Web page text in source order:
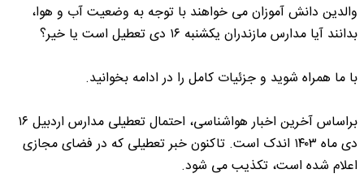
والدین دانش آموزان می خواهند با توجه به وضعیت آب و هوا،
بدانند آیا مدارس مازندران یکشنبه ۱۶ دی تعطیل است یا خیر؟
با ما همراه شوید و جزئیات کامل را در ادامه بخوانید.
براساس آخرین اخبار هواشناسی، احتمال تعطیلی مدارس اردبیل ۱۶
دی ماه ۱۴۰۳ اندک است. تاکنون خبر تعطیلی که در فضای مجازی
اعلام شده است، تکذیب می شود.